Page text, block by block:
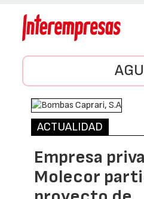
ACTUALIDAD
Empresa
Molecor